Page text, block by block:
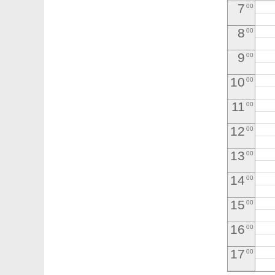
7 00
8 00
9 00
10 00
11 00
12 00
13 00
14 00
15 00
16 00
17 00